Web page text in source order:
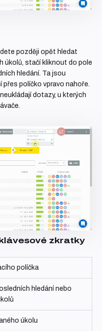
později opět hledat
úkolů, stačí kliknout do pole
hledání. Ta jsou
přes políčko vpravo nahoře.
dotazy, u kterých
zkratky
políčka
hledání nebo
úkolu